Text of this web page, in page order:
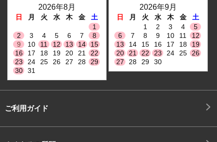
2026年8月
日 月 火 水 木 金
土
1
2
3 4 5 6 7
8
9
10 11 12 13 14
15
16
17 18 19 20 21
22
23
24 25 26 27 28
29
30
31
2026年9月
日 月 火 水 木 金
土
1
2 3 4
5
6
7 8 9 10 11
12
13
14 15 16 17 18
19
20
21 22 23 24 25
26
27
28 29 30
ご利用ガイド